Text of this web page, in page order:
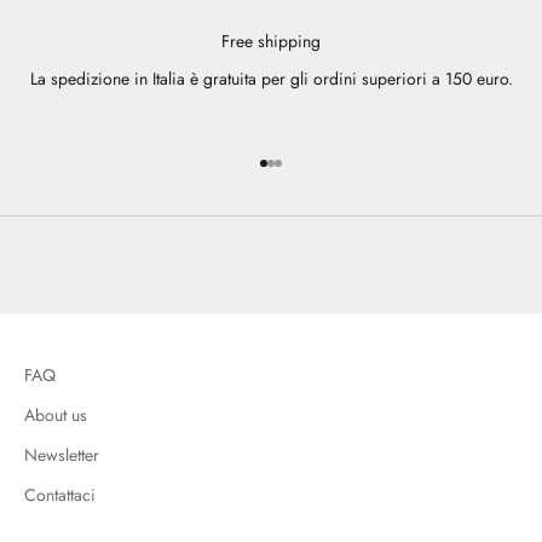
Free shipping
La spedizione in Italia è gratuita per gli ordini superiori a 150 euro.
Vai all'articolo 1
Vai all'articolo 2
Vai all'articolo 3
FAQ
About us
Newsletter
Contattaci